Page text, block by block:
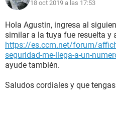
18 oct 2019 a las 17:53
Hola Agustin, ingresa al
similar a la tuya fue resuelta y
https://es.ccm.net/forum/
seguridad-me-llega-a-un-
ayude también.
Saludos cordiales y que